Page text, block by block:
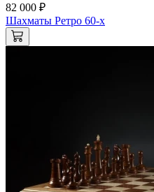
82 000 ₽
Шахматы Ретро 60-х